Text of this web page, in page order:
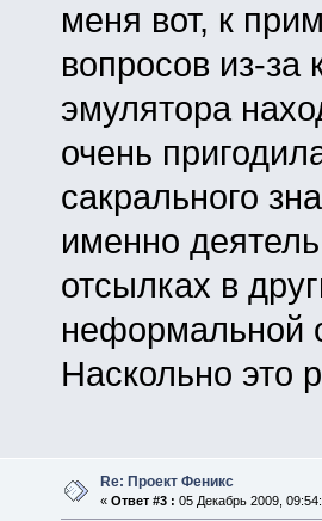
меня вот, к
вопросов из-за
эмулятора
очень
сакрального
именно
отсылках в
неформальной
Наскольно это
Re: Проект Феникс
« Ответ #3 : 05 Декабрь 2009,